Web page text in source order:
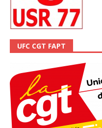
UFC CGT FAPT